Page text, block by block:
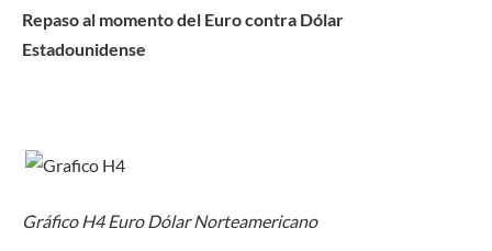
Repaso al momento del Euro contra Dólar
Estadounidense
Gráfico H4 Euro Dólar Norteamericano